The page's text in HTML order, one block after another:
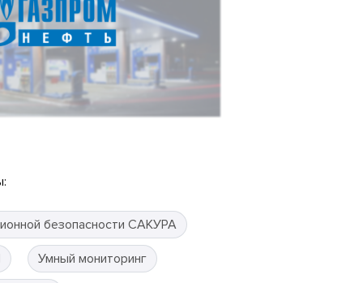
безопасности САКУРА
Умный мониторинг